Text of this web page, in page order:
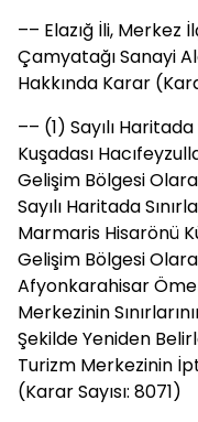
–– Elazığ İli, Merkez
Çamyatağı Sanayi
Hakkında Karar
–– (1) Sayılı
Kuşadası
Gelişim Bölgesi
Sayılı Haritada
Marmaris Hisarönü
Gelişim Bölgesi
Afyonkarahisar
Merkezinin
Şekilde Yeniden
Turizm Merkezinin
(Karar Sayısı: 8071)